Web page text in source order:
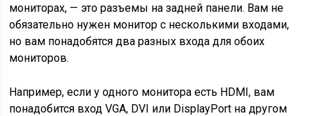
мониторах, — это разъемы на задней панели. Вам не
обязательно нужен монитор с несколькими входами,
но вам понадобятся два разных входа для обоих
мониторов.
Например, если у одного монитора есть HDMI, вам
понадобится вход VGA, DVI или DisplayPort на другом